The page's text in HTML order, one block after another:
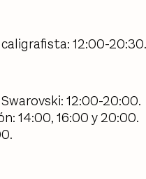
12:00-20:30.
12:00-20:00.
14:00, 16:00 y 20:00.